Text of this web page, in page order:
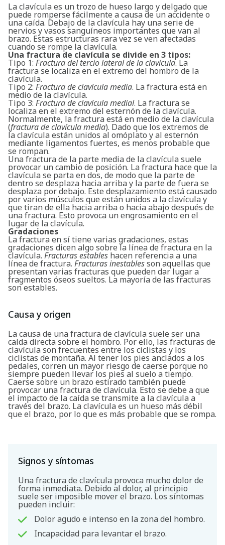
La clavícula es un trozo de hueso largo y delgado que
puede romperse fácilmente a causa de un accidente o
una caída. Debajo de la clavícula hay una serie de
nervios y vasos sanguíneos importantes que van al
brazo. Estas estructuras rara vez se ven afectadas
cuando se rompe la clavícula.
Una fractura de clavícula se divide en 3 tipos:
Tipo 1: Fractura del tercio lateral de la clavícula. La
fractura se localiza en el extremo del hombro de la
clavícula.
Tipo 2: Fractura de clavícula media. La fractura está en
medio de la clavícula.
Tipo 3: Fractura de clavícula medial. La fractura se
localiza en el extremo del esternón de la clavícula.
Normalmente, la fractura está en medio de la clavícula
(fractura de clavícula media). Dado que los extremos de
la clavícula están unidos al omóplato y al esternón
mediante ligamentos fuertes, es menos probable que
se rompan.
Una fractura de la parte media de la clavícula suele
provocar un cambio de posición. La fractura hace que la
clavícula se parta en dos, de modo que la parte de
dentro se desplaza hacia arriba y la parte de fuera se
desplaza por debajo. Este desplazamiento está causado
por varios músculos que están unidos a la clavícula y
que tiran de ella hacia arriba o hacia abajo después de
una fractura. Esto provoca un engrosamiento en el
lugar de la clavícula.
Gradaciones
La fractura en sí tiene varias gradaciones, estas
gradaciones dicen algo sobre la línea de fractura en la
clavícula. Fracturas estables hacen referencia a una
línea de fractura. Fracturas inestablesson aquellas que
presentan varias fracturas que pueden dar lugar a
fragmentos óseos sueltos. La mayoría de las fracturas
son estables.
Causa y origen
La causa de una fractura de clavícula suele ser una
caída directa sobre el hombro. Por ello, las fracturas de
clavícula son frecuentes entre los ciclistas y los
ciclistas de montaña. Al tener los pies anclados a los
pedales, corren un mayor riesgo de caerse porque no
siempre pueden llevar los pies al suelo a tiempo.
Caerse sobre un brazo estirado también puede
provocar una fractura de clavícula. Esto se debe a que
el impacto de la caída se transmite a la clavícula a
través del brazo. La clavícula es un hueso más débil
que el brazo, por lo que es más probable que se rompa.
Signos y síntomas
Una fractura de clavícula provoca mucho dolor de
forma inmediata. Debido al dolor, al principio
suele ser imposible mover el brazo. Los síntomas
pueden incluir:
Dolor agudo e intenso en la zona del hombro.
Incapacidad para levantar el brazo.